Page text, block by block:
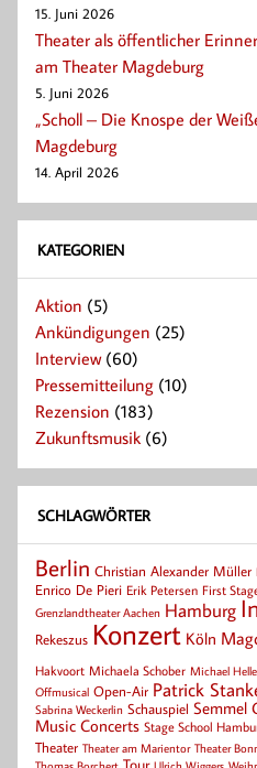
15. Juni 2026
Theater als öffentlicher
am Theater Magdeburg
5. Juni 2026
„Scholl – Die Knospe der
Magdeburg
14. April 2026
KATEGORIEN
Aktion (5)
Ankündigungen (25)
Interview(60)
Pressemitteilung (10)
Rezension (183)
Zukunftsmusik(6)
SCHLAGWÖRTER
Berlin Christian Alexander Müller
Enrico De Pieri Erik Petersen First
Grenzlandtheater Aachen Hamburg
Rekeszus Konzert Köln
Hakvoort Michaela Schober Michael
Offmusical Open-Air Patrick
Sabrina Weckerlin Schauspiel Semmel
Music Concerts Stage School
Theater Theater am Marientor Theater